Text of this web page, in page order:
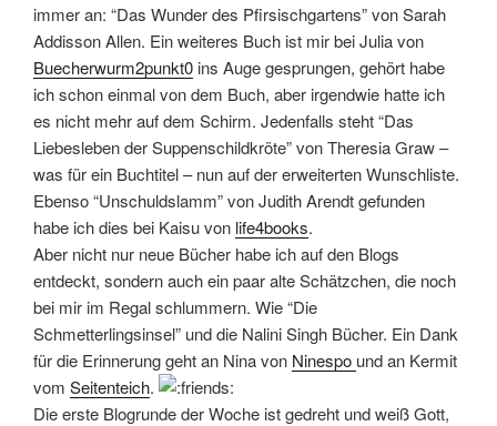
immer an: “Das Wunder des Pfirsischgartens” von Sarah
Addisson Allen. Ein weiteres Buch ist mir bei Julia von
Buecherwurm2punkt0 ins Auge gesprungen, gehört habe
ich schon einmal von dem Buch, aber irgendwie hatte ich
es nicht mehr auf dem Schirm. Jedenfalls steht “Das
Liebesleben der Suppenschildkröte” von Theresia Graw –
was für ein Buchtitel – nun auf der erweiterten Wunschliste.
Ebenso “Unschuldslamm” von Judith Arendt gefunden
habe ich dies bei Kaisu von life4books.
Aber nicht nur neue Bücher habe ich auf den Blogs
entdeckt, sondern auch ein paar alte Schätzchen, die noch
bei mir im Regal schlummern. Wie “Die
Schmetterlingsinsel” und die Nalini Singh Bücher. Ein Dank
für die Erinnerung geht an Nina von Ninespo und an Kermit
vom Seitenteich.
Die erste Blogrunde der Woche ist gedreht und weiß Gott,